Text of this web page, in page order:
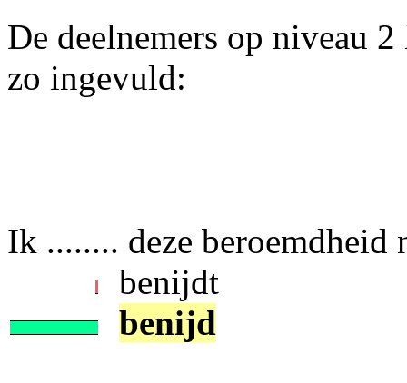
De deelnemers op niveau
zo ingevuld:
Ik ........ deze beroemdheid
benijdt
benijd